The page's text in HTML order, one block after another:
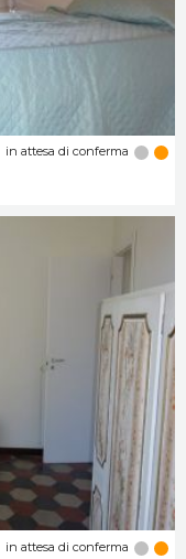
in attesa di conferma
in attesa di conferma